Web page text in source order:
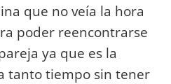
que no veía la hora
poder reencontrarse
ya que es la
tanto tiempo sin tener